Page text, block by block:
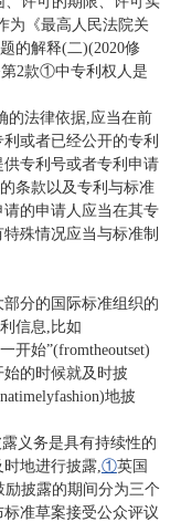
为《最高人民法院关
的解释(二)(2020修
2款①中专利权人是
的法律依据,应当在前
或者已经公开的专利
专利号或者专利申请
条款以及专利与标准
的申请人应当在其专
殊情况应当与标准制
分的国际标准组织的
信息,比如
开始”(fromtheoutset)
的时候就及时披
地披
露义务是具有持续性的
地进行披露, ①英国
励披露的期间分为三个
准草案接受公众评议